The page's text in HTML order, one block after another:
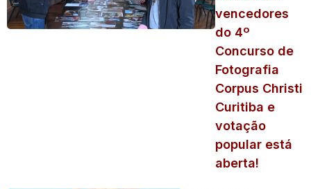
vencedores
do 4º
Concurso de
Fotografia
Corpus Christi
Curitiba e
votação
popular está
aberta!